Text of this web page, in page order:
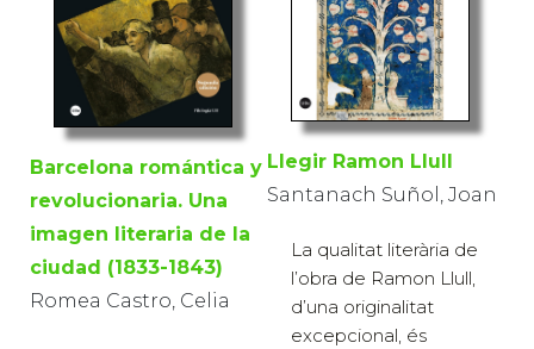
Barcelona romántica y
revolucionaria. Una
imagen literaria de la
ciudad (1833-1843)
Romea Castro, Celia
Llegir Ramon Llull
Santanach Suñol, Joan
La qualitat literària de
l’obra de Ramon Llull,
d’una originalitat
excepcional, és